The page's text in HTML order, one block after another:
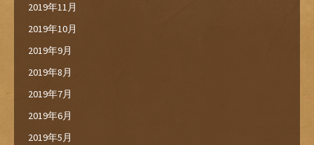
2019年11月
2019年10月
2019年9月
2019年8月
2019年7月
2019年6月
2019年5月